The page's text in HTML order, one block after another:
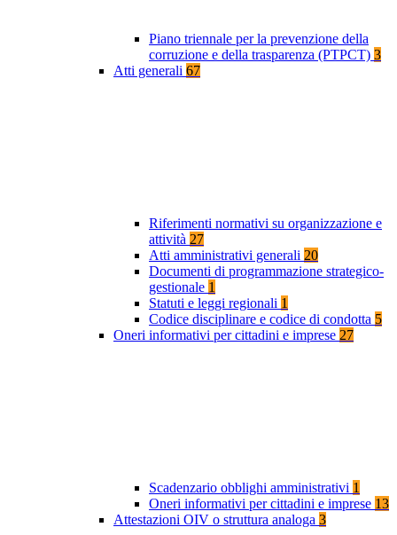
Piano triennale per la prevenzione della
corruzione e della trasparenza (PTPCT) 3
Atti generali 67
Riferimenti normativi su organizzazione e
attività 27
Atti amministrativi generali 20
Documenti di programmazione strategico-
gestionale 1
Statuti e leggi regionali 1
Codice disciplinare e codice di condotta 5
Oneri informativi per cittadini e imprese 27
Scadenzario obblighi amministrativi 1
Oneri informativi per cittadini e imprese 13
Attestazioni OIV o struttura analoga 3